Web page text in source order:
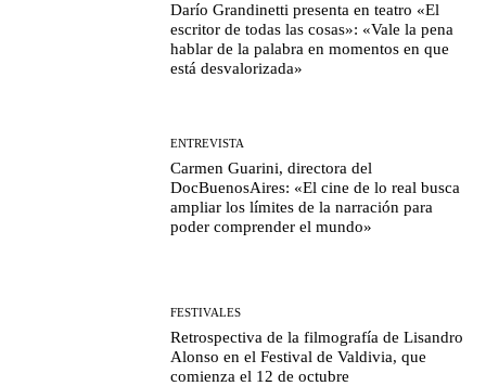
Darío Grandinetti presenta en teatro «El
escritor de todas las cosas»: «Vale la pena
hablar de la palabra en momentos en que
está desvalorizada»
ENTREVISTA
Carmen Guarini, directora del
DocBuenosAires: «El cine de lo real busca
ampliar los límites de la narración para
poder comprender el mundo»
FESTIVALES
Retrospectiva de la filmografía de Lisandro
Alonso en el Festival de Valdivia, que
comienza el 12 de octubre